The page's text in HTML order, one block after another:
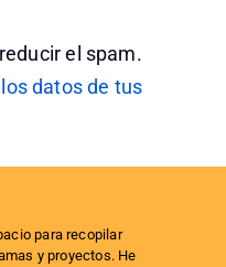
el spam.
datos de tus
para recopilar
y proyectos. He